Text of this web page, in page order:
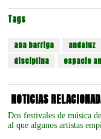
Tags
ana barriga andaluz
disciplina
espacio
NOTICIAS
Dos festivales de música
al que algunos artistas